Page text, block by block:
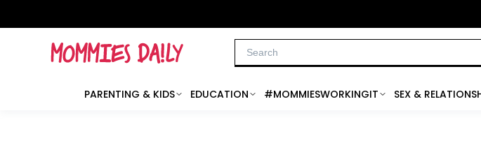
PARENTING & KIDS EDUCATION #MOMMIESWORKINGIT SEX &